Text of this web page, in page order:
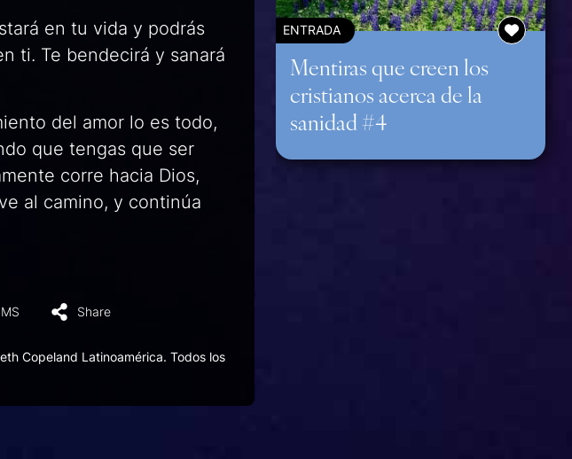
en tu vida y podrás
ti. Te bendecirá y sanará
del amor lo es todo,
que tengas que ser
corre hacia Dios,
al camino, y continúa
Share
Copeland Latinoamérica. Todos los
ENTRADA
Mentiras que creen los
cristianos acerca de la
sanidad #4